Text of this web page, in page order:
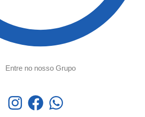
Entre no nosso Grupo